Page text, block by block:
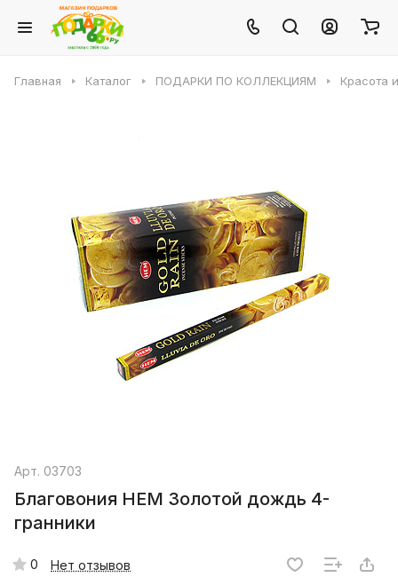
Главная Каталог ПОДАРКИ ПО КОЛЛЕКЦИЯМ Красота
Арт. 03703
Благовония HEM Золотой дождь 4-
гранники
0 Нет отзывов